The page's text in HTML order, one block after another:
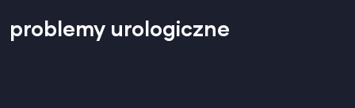
problemy urologiczne